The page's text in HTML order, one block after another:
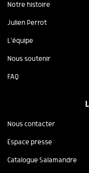
Notre histoire
Julien Perrot
L'équipe
Nous soutenir
FAQ
Nous contacter
Espace presse
Catalogue Salamandre